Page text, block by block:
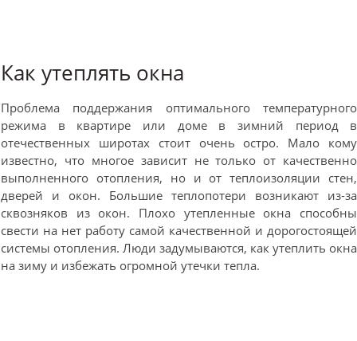
Как утеплять окна
Проблема поддержания оптимального температурного
режима в квартире или доме в зимний период в
отечественных широтах стоит очень остро. Мало кому
известно, что многое зависит не только от качественно
выполненного отопления, но и от теплоизоляции стен,
дверей и окон. Большие теплопотери возникают из-за
сквозняков из окон. Плохо утепленные окна способны
свести на нет работу самой качественной и дорогостоящей
системы отопления. Люди задумываются, как утеплить окна
на зиму и избежать огромной утечки тепла.